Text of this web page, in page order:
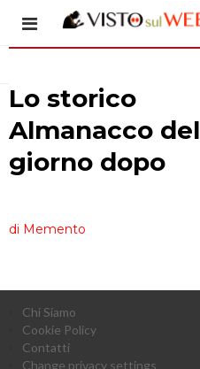
Chi Siamo
Cookie Policy
Contatti
Change privacy settings